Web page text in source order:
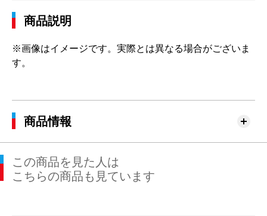
商品説明
※画像はイメージです。実際とは異なる場合がございま
す。
商品情報
この商品を見た人は
こちらの商品も見ています